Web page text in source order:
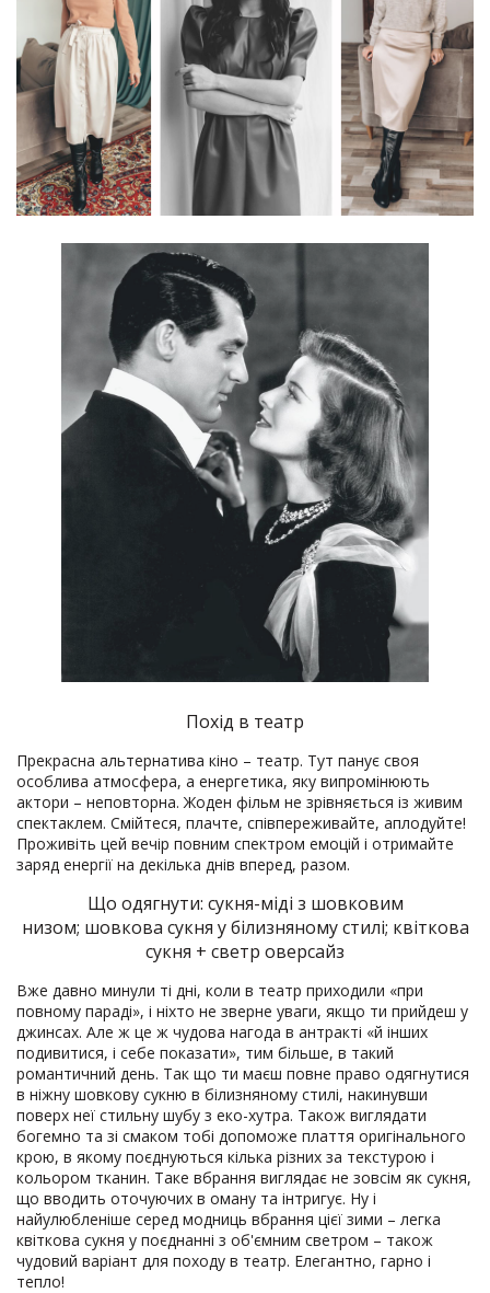
Похід в театр
Прекрасна альтернатива кіно – театр. Тут панує своя
особлива атмосфера, а енергетика, яку випромінюють
актори – неповторна. Жоден фільм не зрівняється із живим
спектаклем. Смійтеся, плачте, співпереживайте, аплодуйте!
Проживіть цей вечір повним спектром емоцій і отримайте
заряд енергії на декілька днів вперед, разом.
Що одягнути: сукня-міді з шовковим
низом; шовкова сукня у білизняному стилі; квіткова
сукня + светр оверсайз
Вже давно минули ті дні, коли в театр приходили «при
повному параді», і ніхто не зверне уваги, якщо ти прийдеш у
джинсах. Але ж це ж чудова нагода в антракті «й інших
подивитися, і себе показати», тим більше, в такий
романтичний день. Так що ти маєш повне право одягнутися
в ніжну шовкову сукню в білизняному стилі, накинувши
поверх неї стильну шубу з еко-хутра. Також виглядати
богемно та зі смаком тобі допоможе плаття оригінального
крою, в якому поєднуються кілька різних за текстурою і
кольором тканин. Таке вбрання виглядає не зовсім як сукня,
що вводить оточуючих в оману та інтригує. Ну і
найулюбленіше серед модниць вбрання цієї зими – легка
квіткова сукня у поєднанні з об'ємним светром – також
чудовий варіант для походу в театр. Елегантно, гарно і
тепло!